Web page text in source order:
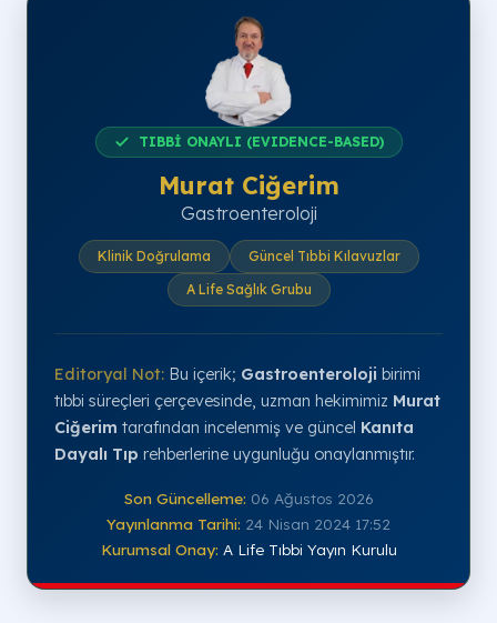
TIBBİ ONAYLI (EVIDENCE-BASED)
Murat Ciğerim
Gastroenteroloji
Klinik Doğrulama
Güncel Tıbbi Kılavuzlar
A Life Sağlık Grubu
Editoryal Not: Bu içerik; Gastroenteroloji birimi
tıbbi süreçleri çerçevesinde, uzman hekimimiz Murat
Ciğerim tarafından incelenmiş ve güncel Kanıta
Dayalı Tıp rehberlerine uygunluğu onaylanmıştır.
Son Güncelleme: 06 Ağustos 2026
Yayınlanma Tarihi: 24 Nisan 2024 17:52
Kurumsal Onay: A Life Tıbbi Yayın Kurulu